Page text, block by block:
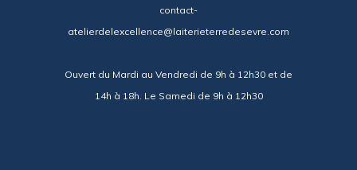
contact-
atelierdelexcellence@laiterieterredesevre.com
Ouvert du Mardi au Vendredi de 9h à 12h30 et de
14h à 18h. Le Samedi de 9h à 12h30